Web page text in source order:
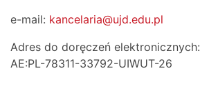
e-mail: kancelaria@ujd.edu.pl
Adres do doręczeń elektronicznych:
AE:PL-78311-33792-UIWUT-26